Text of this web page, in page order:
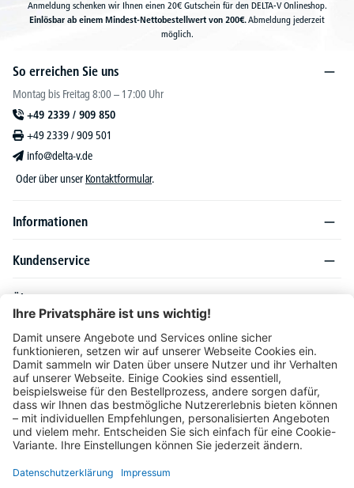
Anmeldung schenken wir Ihnen einen 20€ Gutschein für den DELTA-V Onlineshop.
Einlösbar ab einem Mindest-Nettobestellwert von 200€.Abmeldung jederzeit
möglich.
So erreichen Sie uns
Montag bis Freitag 8:00 – 17:00 Uhr
+49 2339 / 909 850
+49 2339 / 909 501
info@delta-v.de
Oder über unser Kontaktformular.
Informationen
Kundenservice
Über DELTA-V
Produktsortiment
Ratgeber
Folgen Sie uns auch auf
Unser Angebot richtet sich ausschließlich an Industrie, Handel, Gewerbe und